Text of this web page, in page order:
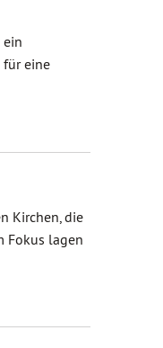
ein
für eine
Kirchen, die
Fokus lagen